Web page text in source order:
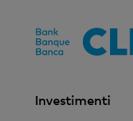
Investimenti